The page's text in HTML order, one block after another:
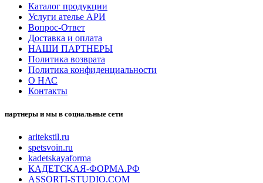
Каталог продукции
Услуги ателье АРИ
Вопрос-Ответ
Доставка и оплата
НАШИ ПАРТНЕРЫ
Политика возврата
Политика конфиденциальности
О НАС
Контакты
партнеры и мы в социальные сети
aritekstil.ru
spetsvoin.ru
kadetskayaforma
КАДЕТСКАЯ-ФОРМА.РФ
ASSORTI-STUDIO.COM